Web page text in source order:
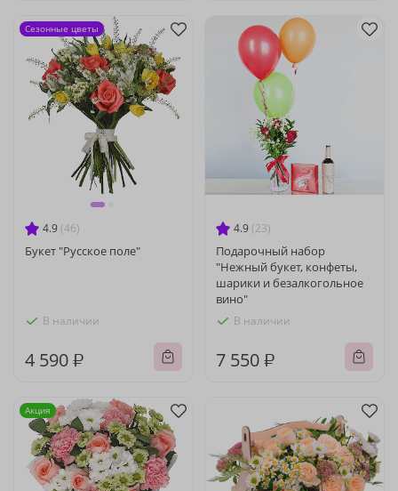
4.9 (46)
Букет "Русское поле"
В наличии
4 590 ₽
Сезонные цветы
4.9 (23)
Подарочный набор
"Нежный букет, конфеты,
шарики и безалкогольное
вино"
В наличии
7 550 ₽
Акция